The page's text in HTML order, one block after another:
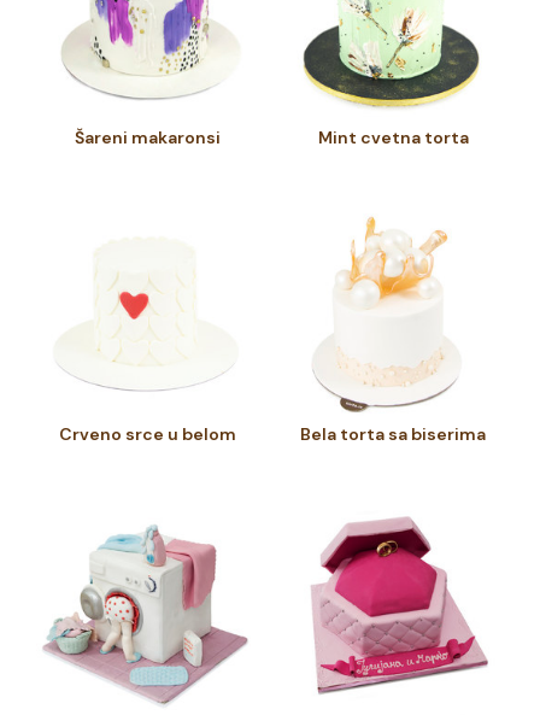
Šareni makaronsi Mint cvetna torta
Crveno srce u belom Bela torta sa biserima